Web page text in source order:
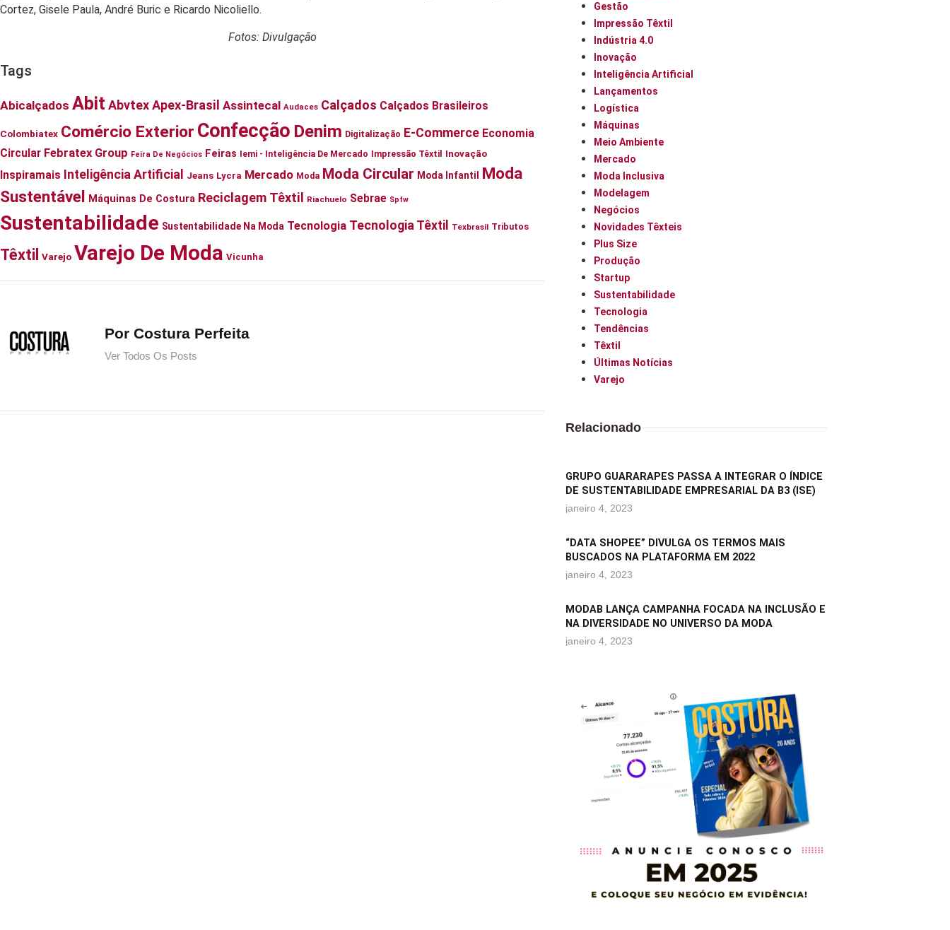
Cortez, Gisele Paula, André Buric e Ricardo Nicoliello.
Fotos: Divulgação
Tags
Abicalçados Abit AbvtexApex-Brasil Assintecal Audaces Calçados Calçados Brasileiros
Colombiatex Comércio Exterior Confecção Denim Digitalização E-Commerce Economia
Circular Febratex Group Feira De Negócios Feiras Iemi - Inteligência De Mercado Impressão Têxtil Inovação
Inspiramais Inteligência Artificial Jeans Lycra Mercado Moda Moda Circular Moda Infantil
Moda
Sustentável Máquinas De Costura Reciclagem Têxtil Riachuelo Sebrae Spfw
Sustentabilidade Sustentabilidade Na Moda Tecnologia Tecnologia Têxtil Texbrasil Tributos
Têxtil Varejo Varejo De Moda Vicunha
Por Costura Perfeita
Ver Todos Os Posts
Gestão
Impressão Têxtil
Indústria 4.0
Inovação
Inteligência Artificial
Lançamentos
Logística
Máquinas
Meio Ambiente
Mercado
Moda Inclusiva
Modelagem
Negócios
Novidades Têxteis
Plus Size
Produção
Startup
Sustentabilidade
Tecnologia
Tendências
Têxtil
Últimas Notícias
Varejo
Relacionado
GRUPO GUARARAPES PASSA A INTEGRAR O ÍNDICE
DE SUSTENTABILIDADE EMPRESARIAL DA B3 (ISE)
janeiro 4, 2023
“DATA SHOPEE” DIVULGA OS TERMOS MAIS
BUSCADOS NA PLATAFORMA EM 2022
janeiro 4, 2023
MODAB LANÇA CAMPANHA FOCADA NA INCLUSÃO E
NA DIVERSIDADE NO UNIVERSO DA MODA
janeiro 4, 2023